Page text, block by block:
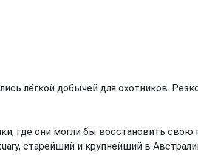
лёгкой добычей для охотников.
где они могли бы восстановить
старейший и крупнейший в